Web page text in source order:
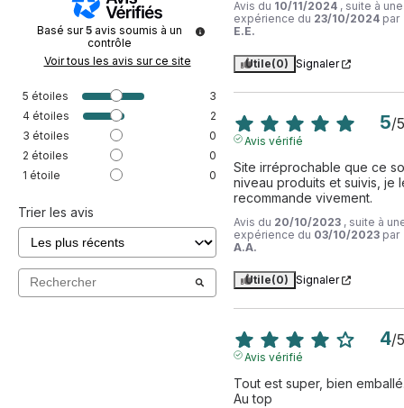
Basé sur5 avis soumis à un
contrôle
Voir tous les avis sur ce site
5 étoiles
3
4 étoiles
2
3 étoiles
0
2 étoiles
0
1 étoile 0
Trier les avis
Avis du 10/11/2024 , suite à une
expérience du 23/10/2024 par
E.E.
Utile(0) Signaler
5/5
Avis vérifié
Site irréprochable que ce
niveau produits et suivis, je
recommande vivement.
Avis du 20/10/2023 , suite à
expérience du 03/10/2023 par
A.A.
Utile(0) Signaler
4/5
Avis vérifié
Tout est super, bien
Au top